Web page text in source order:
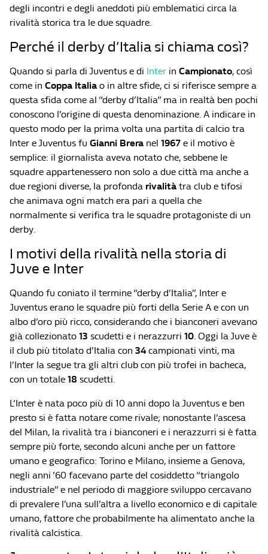
degli incontri e degli aneddoti più emblematici circa la
rivalità storica tra le due squadre.
Perché il derby d’Italia si chiama così?
Quando si parla di Juventus e di Inter in Campionato, così
come in Coppa Italia o in altre sfide, ci si riferisce sempre a
questa sfida come al “derby d’Italia” ma in realtà ben pochi
conoscono l’origine di questa denominazione. A indicare in
questo modo per la prima volta una partita di calcio tra
Inter e Juventus fu Gianni Brera nel 1967 e il motivo è
semplice: il giornalista aveva notato che, sebbene le
squadre appartenessero non solo a due città ma anche a
due regioni diverse, la profonda rivalità tra club e tifosi
che animava ogni match era pari a quella che
normalmente si verifica tra le squadre protagoniste di un
derby.
I motivi della rivalità nella storia di
Juve e Inter
Quando fu coniato il termine “derby d’Italia”, Inter e
Juventus erano le squadre più forti della Serie A e con un
albo d’oro più ricco, considerando che i bianconeri avevano
già collezionato 13 scudetti e i nerazzurri 10. Oggi la Juve è
il club più titolato d’Italia con 34campionati vinti, ma
l’Inter la segue tra gli altri club con più trofei in bacheca,
con un totale 18 scudetti.
L’Inter è nata poco più di 10 anni dopo la Juventus e ben
presto si è fatta notare come rivale; nonostante l’ascesa
del Milan, la rivalità tra i bianconeri e i nerazzurri si è fatta
sempre più forte, secondo alcuni anche per un fattore
umano e geografico: Torino e Milano, insieme a Genova,
negli anni ’60 facevano parte del cosiddetto “triangolo
industriale” e nel periodo di maggiore sviluppo cercavano
di prevalere l’una sull’altra a livello economico e di capitale
umano, fattore che probabilmente ha alimentato anche la
rivalità calcistica.